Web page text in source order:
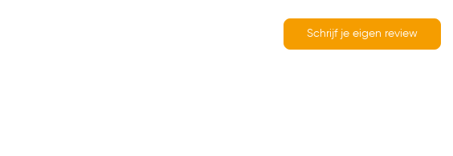
Schrijf je eigen review